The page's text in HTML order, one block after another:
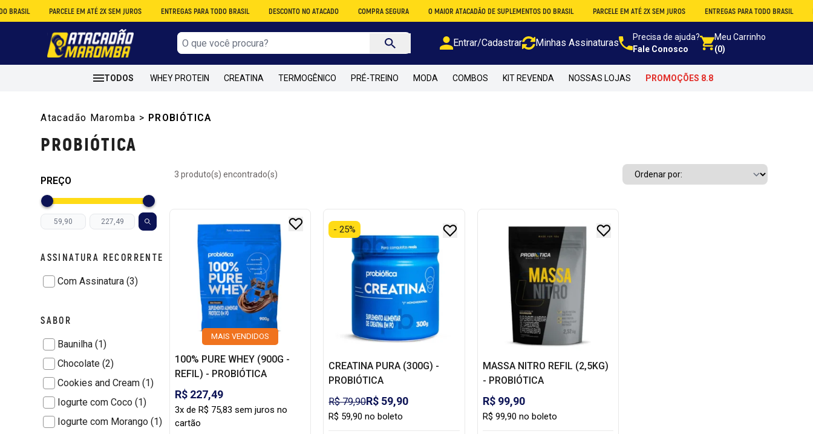
PARCELE EM ATÉ 2X SEM JUROS ENTREGAS PARA TODO BRASIL DESCONTO NO ATACADO COMPRA SEGURA O MAIOR ATACADÃO DE SUPLEMENTOS DO BRASIL PARCELE EM ATÉ 2X SEM JUROS ENTREGAS PARA TODO BRASIL
Entrar/Cadastrar Minhas Assinaturas
Precisa de ajuda?
Fale Conosco
Meu Carrinho
(0)
TODOS WHEY PROTEIN CREATINA TERMOGÊNICO PRÉ-TREINO MODA COMBOS KIT REVENDA NOSSAS LOJAS PROMOÇÕES 8.8
Atacadão Maromba > PROBIÓTICA
PROBIÓTICA
PREÇO
ASSINATURA RECORRENTE
Com Assinatura (3)
SABOR
Baunilha (1)
Chocolate (2)
Cookies and Cream (1)
Iogurte com Coco (1)
Iogurte com Morango (1)
3 produto(s) encontrado(s)
MAIS VENDIDOS
100% PURE WHEY (900G -
REFIL) - PROBIÓTICA
R$ 227,49
3x de R$ 75,83 sem juros no
cartão
CREATINA PURA (300G) -
PROBIÓTICA
R$ 79,90R$ 59,90
- 25%
R$ 59,90 no boleto
MASSA NITRO REFIL (2,5KG)
- PROBIÓTICA
R$ 99,90
R$ 99,90 no boleto